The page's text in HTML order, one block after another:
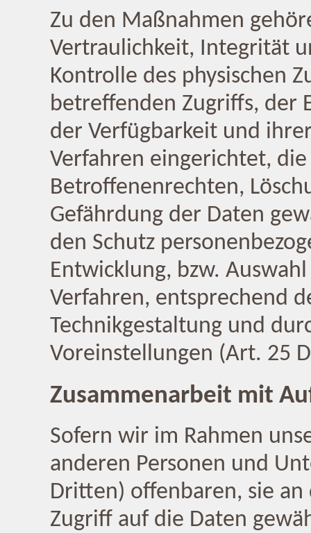
Zu den Maßnahmen
Vertraulichkeit, Integrität
Kontrolle des physischen
betreffenden Zugriffs, der
der Verfügbarkeit und
Verfahren eingerichtet,
Betroffenenrechten,
Gefährdung der Daten
den Schutz
Entwicklung, bzw.
Verfahren, entsprechend
Technikgestaltung und
Voreinstellungen (Art. 25
Zusammenarbeit mit
Sofern wir im Rahmen
anderen Personen und
Dritten) offenbaren, sie
Zugriff auf die Daten